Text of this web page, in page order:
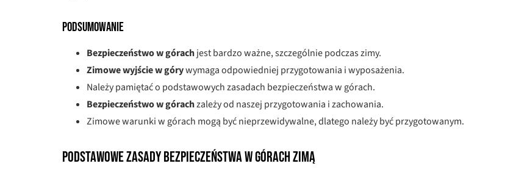
Podsumowanie
Bezpieczeństwo w górachjest bardzo ważne, szczególnie podczas zimy.
Zimowe wyjście w górywymaga odpowiedniej przygotowania i wyposażenia.
Należy pamiętać o podstawowych zasadach bezpieczeństwa w górach.
Bezpieczeństwo w górachzależy od naszej przygotowania i zachowania.
Zimowe warunki w górach mogą być nieprzewidywalne, dlatego należy być przygotowanym.
Podstawowe zasady bezpieczeństwa w górach zimą